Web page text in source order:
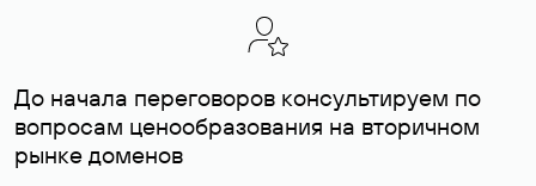
До начала переговоров консультируем по
вопросам ценообразования на вторичном
рынке доменов